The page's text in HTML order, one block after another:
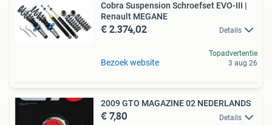
Cobra Suspension Schroefset EVO-III |
Renault MEGANE
€ 2.374,02 Details
Bezoek website
Topadvertentie
3 aug 26
2009 GTO MAGAZINE 02 NEDERLANDS
€ 7,80 Details